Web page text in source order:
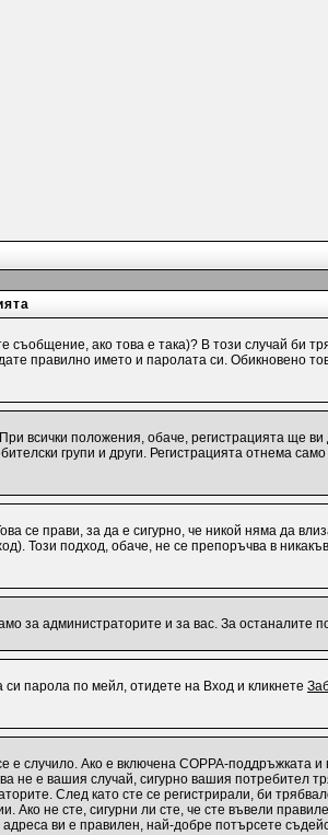
ако това е така)? В този случай би
правилно името и паролата си. Обикновено
всички положения, обаче, регистрацията ще
групи и други. Регистрацията отнема
се прави, за да е сигурно, че никой няма да
Този подход, обаче, не се препоръчва в
за администраторите и за вас. За останалите
парола по мейл, отидете на Вход и кликнете
случило. Ако е включена COPPA-поддръжката и
не е вашия случай, сигурно вашия потребител
След като сте се регистрирали, би
Ако не сте, сигурни ли сте, че сте въвели
ви е правилен, най-добре потърсете